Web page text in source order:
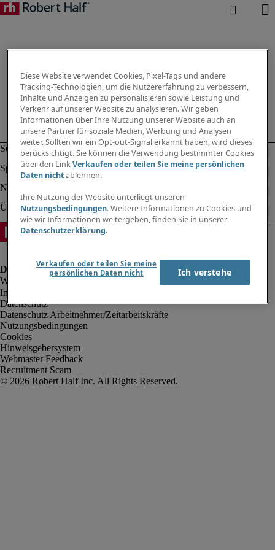
Impressum
Datenschutz
Datenschutz Arbeitnehmer/Zeitarbeitskräfte
Nutzungsbedingungen
Cookies
Hinweisgebersystem
Webmaster Feedback
Recruitment Scam
Diese Website verwendet Cookies, Pixel-Tags und andere
Tracking-Technologien, um die Nutzererfahrung zu verbessern,
Inhalte und Anzeigen zu personalisieren sowie Leistung und
Verkehr auf unserer Website zu analysieren. Wir geben
Informationen über Ihre Nutzung unserer Website auch an
unsere Partner für soziale Medien, Werbung und Analysen
weiter. Sollten wir ein Opt-out-Signal erkannt haben, wird dieses
berücksichtigt. Sie können die Verwendung bestimmter Cookies
über den LinkVerkaufen oder teilen Sie meine persönlichen
Daten nichtablehnen.
Ihre Nutzung der Website unterliegt unseren
Nutzungsbedingungen. Weitere Informationen zu Cookies und
wie wir Informationen weitergeben, finden Sie in unserer
Datenschutzerklärung.
Verkaufen oder teilen Sie meine
persönlichen Daten nicht
Ich verstehe